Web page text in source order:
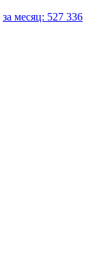
за месяц: 527 336